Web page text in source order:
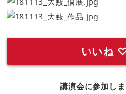
いいね
講演会に参加し